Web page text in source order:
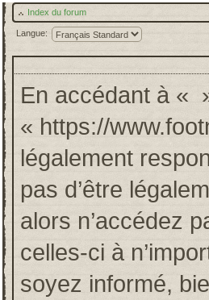
Index du forum
Langue:
En accédant à «
« https://
légalement
pas d’être
alors n’accédez
celles-ci à
soyez informé,